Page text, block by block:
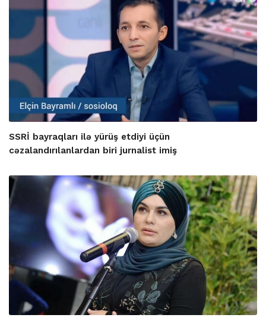
SSRİ bayraqları ilə yürüş etdiyi üçün
cəzalandırılanlardan biri jurnalist imiş